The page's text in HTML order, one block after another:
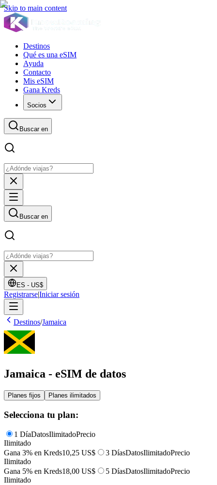
Skip to main content
Destinos
Qué es una eSIM
Ayuda
Contacto
Mis eSIM
Gana Kreds
Socios
Buscar en
Buscar en
ES - US$
Registrarse|Iniciar sesión
Destinos/Jamaica
Jamaica - eSIM de datos
Planes fijos Planes ilimitados
Selecciona tu plan:
1 DíaDatosIlimitadoPrecio
Ilimitado
Gana 3% en Kreds10,25 US$ 3 DíasDatosIlimitadoPrecio
Ilimitado
Gana 5% en Kreds18,00 US$ 5 DíasDatosIlimitadoPrecio
Ilimitado